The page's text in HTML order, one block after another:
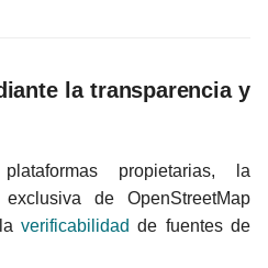
la transparencia y
propietarias, la
de OpenStreetMap
verificabilidad de fuentes de